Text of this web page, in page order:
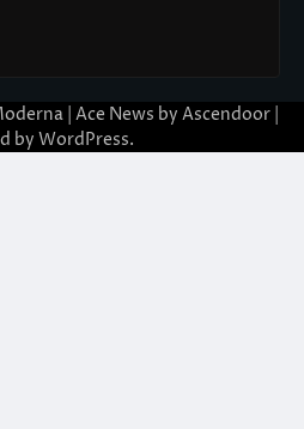
| Ace News by Ascendoor
by WordPress.